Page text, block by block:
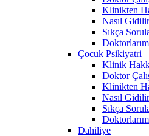
Klinikten
Nasıl
Sıkça
Çocuk Psikiyatri
Klinik
Doktor
Klinikten
Nasıl
Sıkça
Dahiliye